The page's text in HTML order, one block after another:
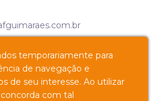
1025 – Alto da XV, Curitiba –
temporariamente para
de navegação e
de seu interesse. Ao utilizar
com tal